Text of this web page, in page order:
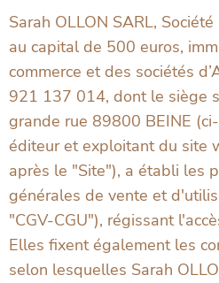
Sarah OLLON SARL,
au capital de 500 euros,
commerce et des sociétés
921 137 014, dont le siège
grande rue 89800 BEINE
éditeur et exploitant du site
après le "Site"), a établi les
générales de vente et
"CGV-CGU"), régissant
Elles fixent également les
selon lesquelles Sarah